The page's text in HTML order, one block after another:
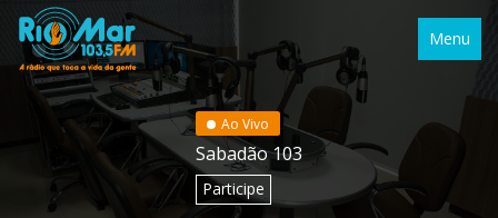
Menu
Ao Vivo
Sabadão 103
Participe